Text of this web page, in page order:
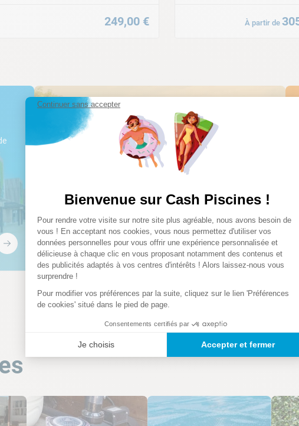
249,00 € À partir de
Découvrez nos configurateurs
Créez vos projets facilement avec nos configurateurs et
obtenez un devis sur-mesure pour concrétiser vos envies
Continuer sans accepter
Bienvenue sur Cash Piscines !
Plateforme de Gestion du
Pour rendre votre visite sur notre site plus agréable, nous avons besoin de
vous ! En acceptant nos cookies, vous nous permettez d'utiliser vos
données personnelles pour vous offrir une expérience personnalisée et
délicieuse à chaque clic en vous proposant notamment des contenus et
des publicités adaptés à vos centres d'intérêts ! Alors laissez-nous vous
surprendre !
Pour modifier vos préférences par la suite, cliquez sur le lien 'Préférences
de cookies' situé dans le pied de page.
Consentements certifiés par
Je choisis Accepter et fermer
Axeptio consent